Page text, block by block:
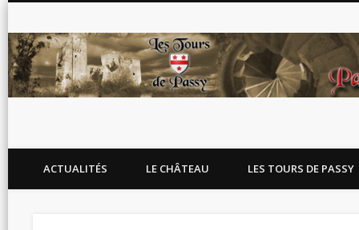
Blog de l'association Les Tours de Passy
ACTUALITÉS LE CHÂTEAU LES TOURS DE PASSY